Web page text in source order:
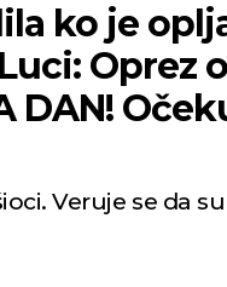
ko je
Oprez
DAN!
Veruje se da